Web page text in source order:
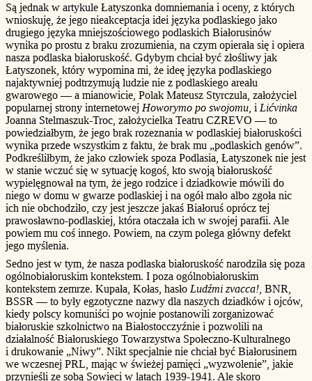
Są jednak w artykule Łatyszonka domniemania i oceny, z których
wnioskuję, że jego nieakceptacja idei języka podlaskiego jako
drugiego języka mniejszościowego podlaskich Białorusinów
wynika po prostu z braku zrozumienia, na czym opierała się i opiera
nasza podlaska białoruskość. Gdybym chciał być złośliwy jak
Łatyszonek, który wypomina mi, że ideę języka podlaskiego
najaktywniej podtrzymują ludzie nie z podlaskiego areału
gwarowego — a mianowicie, Polak Mateusz Styrczula, założyciel
popularnej strony internetowej Howorymo po swojomu , i Lićvinka
Joanna Stelmaszuk-Troc, założycielka Teatru CZREVO — to
powiedziałbym, że jego brak rozeznania w podlaskiej białoruskości
wynika przede wszystkim z faktu, że brak mu „podlaskich genów”.
Podkreśliłbym, że jako człowiek spoza Podlasia, Łatyszonek nie jest
w stanie wczuć się w sytuację kogoś, kto swoją białoruskość
wypielęgnował na tym, że jego rodzice i dziadkowie mówili do
niego w domu w gwarze podlaskiej i na ogół mało albo zgoła nic
ich nie obchodziło, czy jest jeszcze jakaś Białoruś oprócz tej
prawosławno-podlaskiej, która otaczała ich w swojej parafii. Ale
powiem mu coś innego. Powiem, na czym polega główny defekt
jego myślenia.
Sedno jest w tym, że nasza podlaska białoruskość narodziła się poza
ogólnobiałoruskim kontekstem. I poza ogólnobiałoruskim
kontekstem zemrze. Kupała, Kołas, hasło Ludźmi zvacca! , BNR,
BSSR — to były egzotyczne nazwy dla naszych dziadków i ojców,
kiedy polscy komuniści po wojnie postanowili zorganizować
białoruskie szkolnictwo na Białostocczyźnie i pozwolili na
działalność Białoruskiego Towarzystwa Społeczno-Kulturalnego
i drukowanie „Niwy”. Nikt specjalnie nie chciał być Białorusinem
we wczesnej PRL, mając w świeżej pamięci „wyzwolenie”, jakie
przynieśli ze sobą Sowieci w latach 1939-1941. Ale skoro